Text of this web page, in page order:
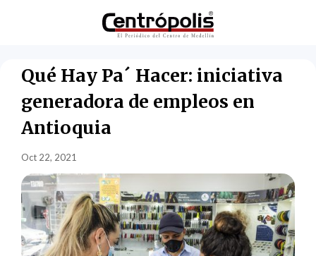
Qué Hay Pa´ Hacer: iniciativa
generadora de empleos en
Antioquia
Oct 22, 2021